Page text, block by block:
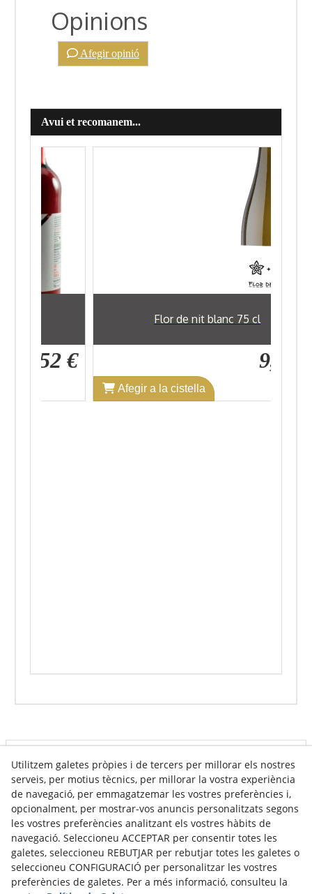
Opinions
Afegir opinió
Avui et recomanem...
7,52 €
Flor de nit blanc 75 cl
9,89 €
Afegir a la cistella
Info venda online
Contacte
Av. Tarragona, s/n
25300 Tàrrega(Lleida)Espanya
973 310 732
Utilitzem galetes pròpies i de tercers per millorar els nostres
serveis, per motius tècnics, per millorar la vostra experiència
de navegació, per emmagatzemar les vostres preferències i,
opcionalment, per mostrar-vos anuncis personalitzats segons
les vostres preferències analitzant els vostres hàbits de
navegació. Seleccioneu ACCEPTAR per consentir totes les
galetes, seleccioneu REBUTJAR per rebutjar totes les galetes o
seleccioneu CONFIGURACIÓ per personalitzar les vostres
preferències de galetes. Per a més informació, consulteu la